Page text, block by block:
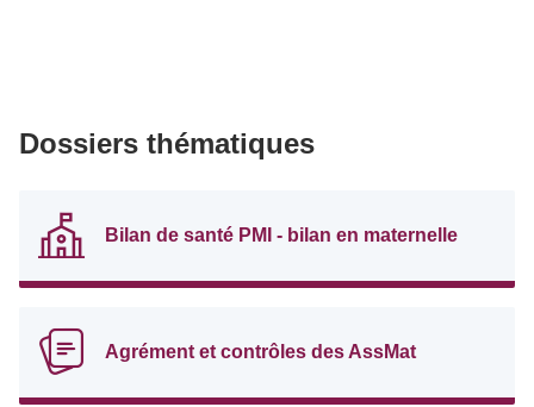
Dossiers thématiques
Bilan de santé PMI - bilan en maternelle
Agrément et contrôles des AssMat